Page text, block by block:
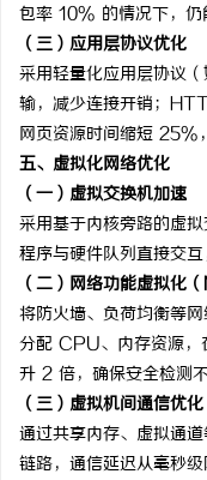
包率 10% 的情况下，
（三）应用层协议优化
采用轻量化应用层协议
输，减少连接开销；
网页资源时间缩短 25%
五、虚拟化网络优化
（一）虚拟交换机加速
采用基于内核旁路的虚
程序与硬件队列直接交
（二）网络功能虚拟化
将防火墙、负荷均衡等
分配 CPU、内存资源，
升 2 倍，确保安全检测
（三）虚拟机间通信优化
通过共享内存、虚拟通
链路，通信延迟从毫秒